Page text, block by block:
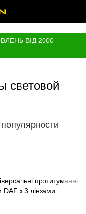
ВІД 2000
световой